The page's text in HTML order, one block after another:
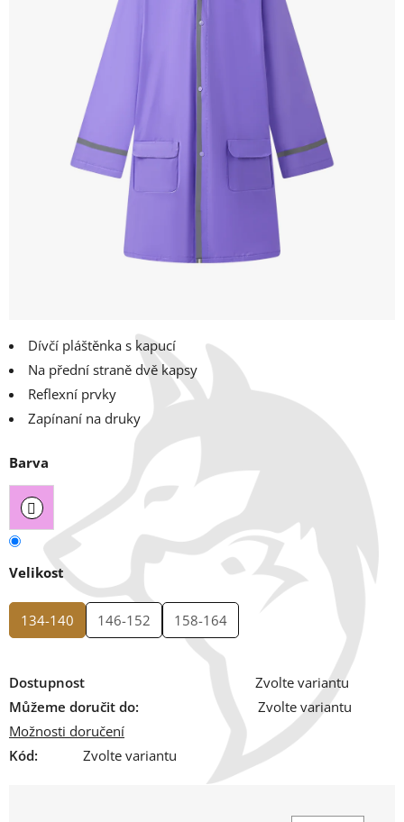
Dívčí pláštěnka s kapucí
Na přední straně dvě kapsy
Reflexní prvky
Zapínaní na druky
Barva
Velikost
134-140 146-152 158-164
Dostupnost
Zvolte variantu
Můžeme doručit do:
Zvolte variantu
Možnosti doručení
Kód:
Zvolte variantu